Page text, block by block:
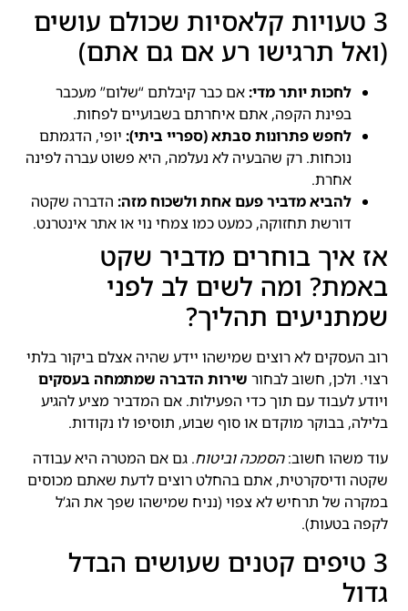
3 טעויות קלאסיות שכולם עושים
(ואל תרגישו רע אם גם אתם)
לחכות יותר מדי:אם כבר קיבלתם “שלום” מעכבר
בפינת הקפה, אתם איחרתם בשבועיים לפחות.
לחפש פתרונות סבתא (ספריי ביתי): יופי, הדגמתם
נוכחות. רק שהבעיה לא נעלמה, היא פשוט עברה לפינה
אחרת.
להביא מדביר פעם אחת ולשכוח מזה: הדברה שקטה
דורשת תחזוקה, כמעט כמו צמחי נוי או אתר אינטרנט.
אז איך בוחרים מדביר שקט
באמת? ומה לשים לב לפני
שמתניעים תהליך?
רוב העסקים לא רוצים שמישהו יידע שהיה אצלם ביקור בלתי
רצוי. ולכן, חשוב לבחור שירות הדברה שמתמחה בעסקים
ויודע לעבוד עם תוך כדי הפעילות. אם המדביר מציע להגיע
בלילה, בבוקר מוקדם או סוף שבוע, תוסיפו לו נקודות.
עוד משהו חשוב:הסמכה וביטוח. גם אם המטרה היא עבודה
שקטה ודיסקרטית, אתם בהחלט רוצים לדעת שאתם מכוסים
במקרה של תרחיש לא צפוי (נניח שמישהו שפך את הג’ל
לקפה בטעות).
3 טיפים קטנים שעושים הבדל
גדול